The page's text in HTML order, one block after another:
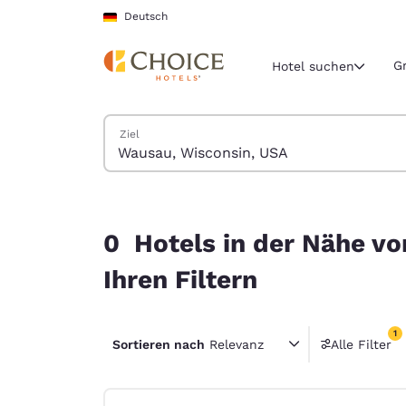
Weiter Zu Hauptinhalt
Deutsch
Aktuelle
Nord- und
América
Hotel suchen
Hotels suchen
Ziel
0 Hotels in der Nähe
Ihren Filtern
Sortieren nach Relevanz Alle Filter
1
1 Filter